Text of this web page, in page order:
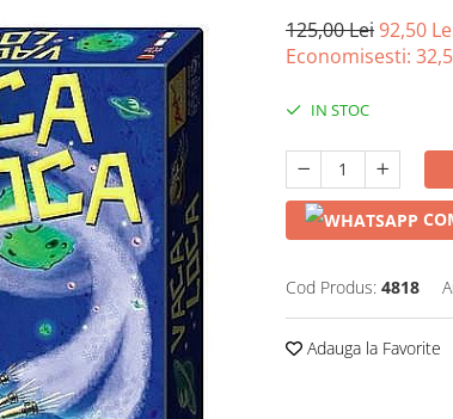
125,00 Lei92,50
Economisesti:
IN STOC
Cod Produs: 4818
Adauga la Favorite